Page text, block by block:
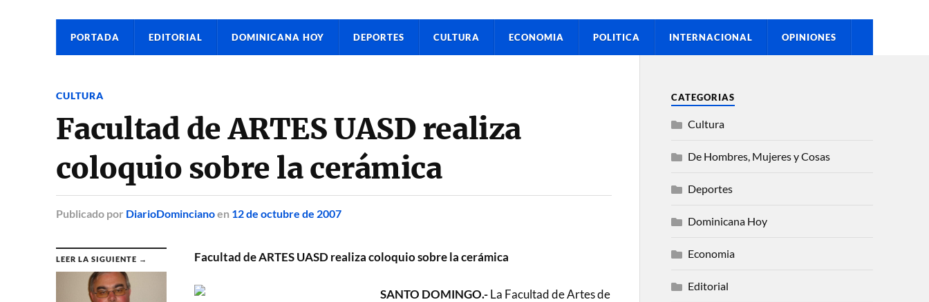
PORTADA EDITORIAL DOMINICANA HOY DEPORTES CULTURA ECONOMIA POLITICA INTERNACIONAL OPINIONES
CULTURA
Facultad de ARTES UASD realiza
coloquio sobre la cerámica
Publicado por DiarioDomincianoen 12 de octubre de 2007
LEER LA SIGUIENTE → Facultad de ARTES UASD realiza coloquio sobre la cerámica
SANTO DOMINGO.-La Facultad de Artes de
CATEGORIAS
Cultura
De Hombres, Mujeres y Cosas
Deportes
Dominicana Hoy
Economia
Editorial